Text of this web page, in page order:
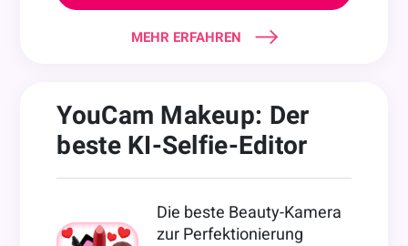
MEHR ERFAHREN
YouCam Makeup: Der
beste KI-Selfie-Editor
Die beste Beauty-Kamera
zur Perfektionierung